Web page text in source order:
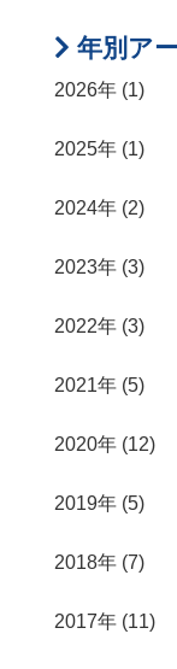
年別ア
2026年 (1)
2025年 (1)
2024年 (2)
2023年 (3)
2022年 (3)
2021年 (5)
2020年 (12)
2019年 (5)
2018年 (7)
2017年 (11)